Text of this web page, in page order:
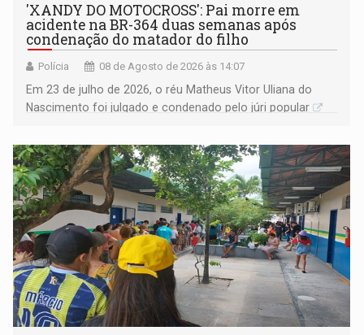
'XANDY DO MOTOCROSS': Pai morre em
acidente na BR-364 duas semanas após
condenação do matador do filho
Polícia 08 de Agosto de 2026 às 14:07
Em 23 de julho de 2026, o réu Matheus Vitor Uliana do
Nascimento foi julgado e condenado pelo júri popular